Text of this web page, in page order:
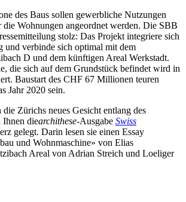
des Baus sollen gewerbliche Nutzungen
die Wohnungen angeordnet werden. Die SBB
stolz: Das Projekt integriere sich
und verbinde sich optimal mit dem
D und dem künftigen Areal Werkstadt.
die sich auf dem Grundstück befindet wird in
Baustart des CHF 67 Millionen teuren
Jahr 2020 sein.
die Zürichs neues Gesicht entlang des
Ihnen diearchithese-Ausgabe Swiss
gelegt. Darin lesen sie einen Essay
und Wohnmaschine» von Elias
Areal von Adrian Streich und Loeliger